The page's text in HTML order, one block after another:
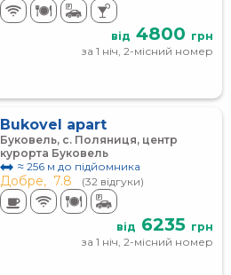
від 4800 грн
за 1 ніч, 2-місний номер
Bukovel apart
Буковель, c. Поляниця, центр
курорта Буковель
≈ 256 м до підйомника
Добре, 7.8 (32 відгуки)
від 6235 грн
за 1 ніч, 2-місний номер